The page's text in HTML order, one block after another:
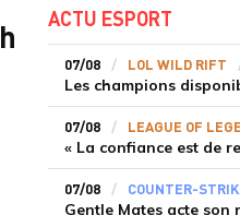
ACTU ESPORT
07/08 LOL WILD RIFT
07/08 LEAGUE OF
07/08 COUNTER-